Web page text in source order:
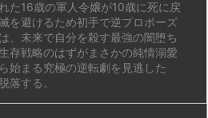
た16歳の軍人令嬢が10歳に死に戻
を避けるため初手で逆プロポーズ
、未来で自分を殺す最強の闇堕ち
存戦略のはずがまさかの純情溺愛
始まる究極の逆転劇を見逃した
落する。